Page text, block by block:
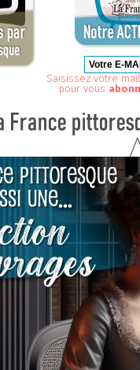
Saisissez votre
pour vous